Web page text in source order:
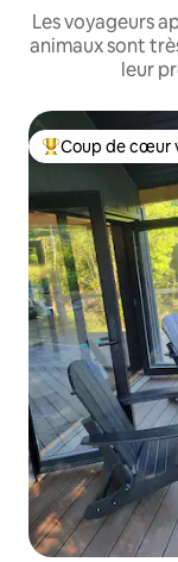
Les voyageurs
animaux sont
leur
Coups de cœur
Coup de cœur